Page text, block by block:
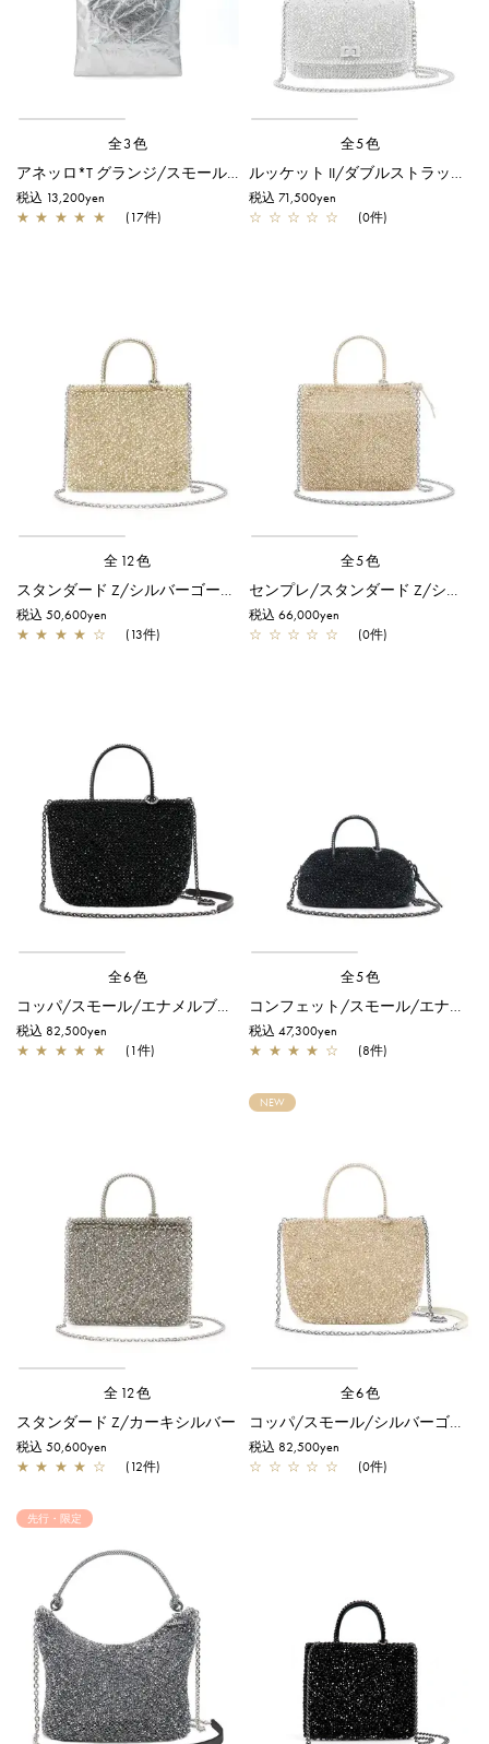
全3色
アネッロ*T グランジ/スモール/シルバー
税込 13,200yen
★ ★ ★ ★ ★ (17件)
全5色
ルッケット II/ダブルストラップ/シルバー
税込 71,500yen
☆ ☆ ☆ ☆ ☆ (0件)
全12色
スタンダード Z/シルバーゴールド
税込 50,600yen
★ ★ ★ ★ ☆ (13件)
全5色
センプレ/スタンダード Z/シルバーゴールド
税込 66,000yen
☆ ☆ ☆ ☆ ☆ (0件)
全6色
コッパ/スモール/エナメルブラック
税込 82,500yen
★ ★ ★ ★ ★ (1件)
全5色
コンフェット/スモール/エナメルブラック
税込 47,300yen
★ ★ ★ ★ ☆ (8件)
全12色
スタンダード Z/カーキシルバー
税込 50,600yen
★ ★ ★ ★ ☆ (12件)
NEW
全6色
コッパ/スモール/シルバーゴールド
税込 82,500yen
☆ ☆ ☆ ☆ ☆ (0件)
先行・限定